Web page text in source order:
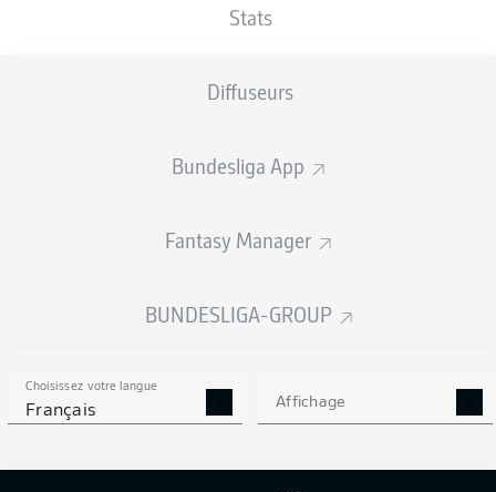
Stats
Diffuseurs
Bundesliga App
Fantasy Manager
BUNDESLIGA-GROUP
Choisissez votre langue
Français Affichage
Tjark Ernst
Diego Demme